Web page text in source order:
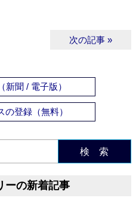
次の記事 »
新聞 / 電子版）
の登録（無料）
検 索
ーの新着記事